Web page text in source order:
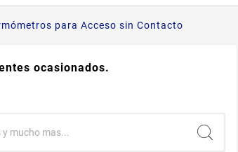
para Acceso sin Contacto
ocasionados.